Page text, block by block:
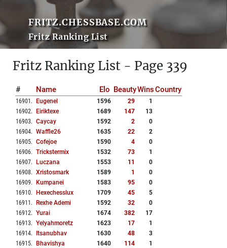
FRITZ.CHESSBASE.COM
Fritz Ranking List
Fritz Ranking List - Page 339
# Name Elo BeautyWinsCountry
16901 . Eugenel 1596 29
1
16902. Eiriktexe 1689 147
13
16903. Caycay 1592 2
0
16904. Waffle26 1635 22
2
16905. Cofejoe 1590 4
0
16906. Trickstermix 1532 73
1
16907. Luczana 1553 11
0
16908. Xristosmark 1589 1
0
16909. Kumpanei 1583 95
0
16910. Hexechesslux 1709 45
5
16911 . Rexhe Ademi 1592 32
0
16912. Yurai 1674 382
17
16913. Yelyahmoretz 1623 17
1
16914. Itsanubhav 1630 48
3
16915. Bhavishya 1640 114
1